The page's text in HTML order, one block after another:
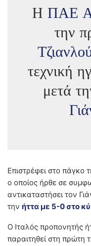
Η ΠΑΕ
την
τεχνική
μετά
Επιστρέφει στο πάγκο
ο οποίος ήρθε σε
αντικαταστήσει τον
την ήττα με 5-0 στο
Ο Ιταλός προπονητής
παραιτηθεί στη πρώτη